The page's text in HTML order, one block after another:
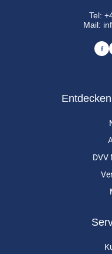
Tel:
Mail:
DVV